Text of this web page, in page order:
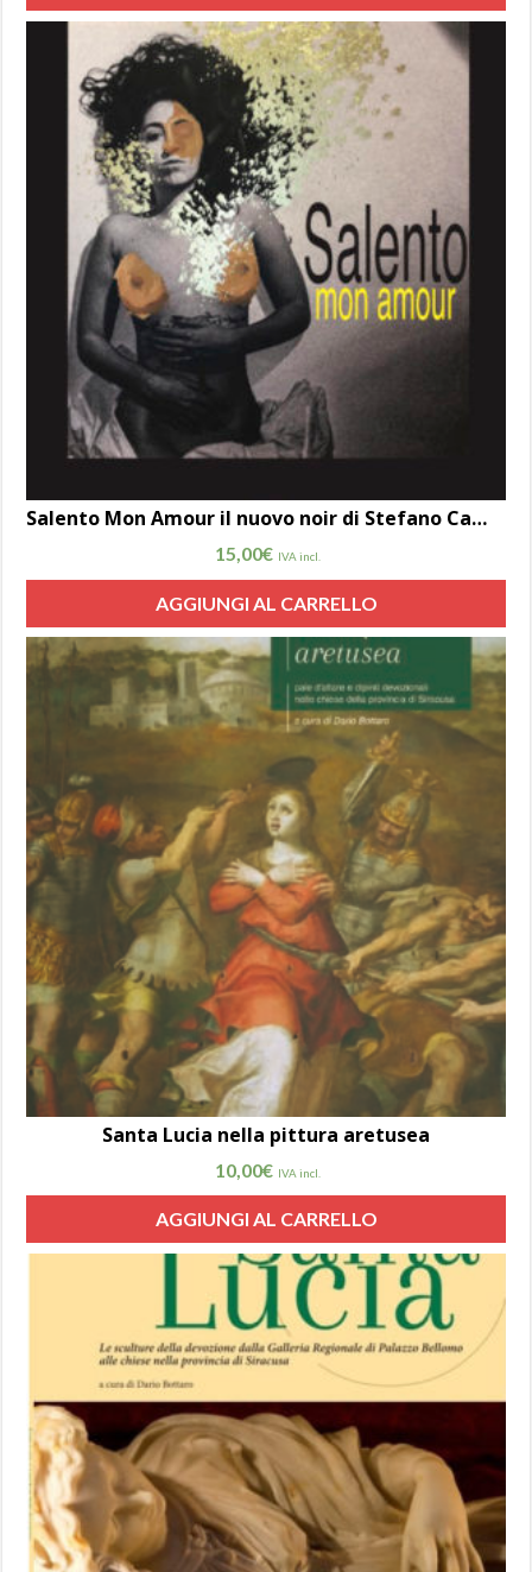
Salento Mon Amour il nuovo noir di Stefano Cambò
15,00€ IVA incl.
AGGIUNGI AL CARRELLO
Santa Lucia nella pittura aretusea
10,00€ IVA incl.
AGGIUNGI AL CARRELLO